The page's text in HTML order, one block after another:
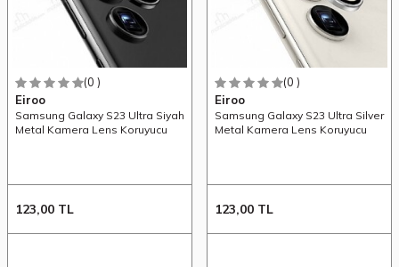
(0 )
Eiroo
Samsung Galaxy S23 Ultra Siyah
Metal Kamera Lens Koruyucu
123,00 TL
(0 )
Eiroo
Samsung Galaxy S23 Ultra Silver
Metal Kamera Lens Koruyucu
123,00 TL